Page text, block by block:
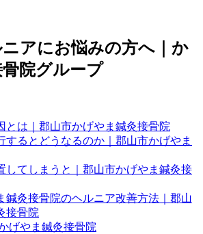
アにお悩みの方へ｜か
院グループ
とは｜郡山市かげやま鍼灸接骨院
するとどうなるのか｜郡山市かげやま
してしまうと｜郡山市かげやま鍼灸接
鍼灸接骨院のヘルニア改善方法｜郡山
接骨院
げやま鍼灸接骨院